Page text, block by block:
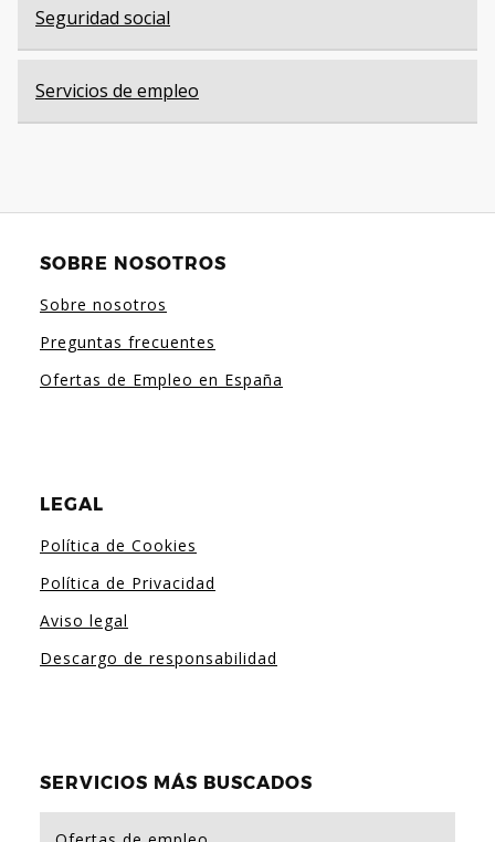
Seguridad social
Servicios de empleo
SOBRE NOSOTROS
Sobre nosotros
Preguntas frecuentes
Ofertas de Empleo en España
LEGAL
Política de Cookies
Política de Privacidad
Aviso legal
Descargo de responsabilidad
SERVICIOS MÁS BUSCADOS